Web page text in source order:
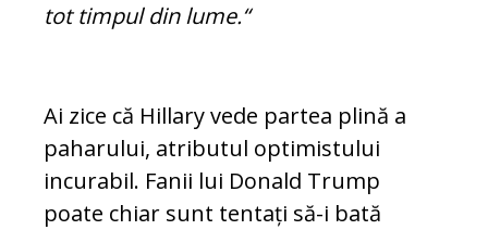
tot timpul din lume.“
Ai zice că Hillary vede partea plină a
pa­ha­ru­lui, atributul optimistului
incurabil. Fa­nii lui Donald Trump
poate chiar sunt ten­tați să-i bată